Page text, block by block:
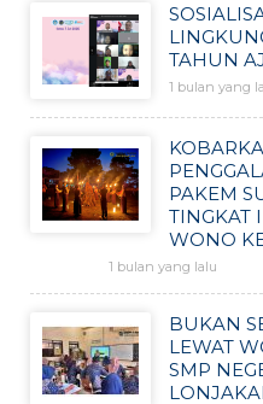
TAHUN
1 bulan yang
PAKEM
TINGKAT
WONO
1 bulan yang lalu
BUKAN
LEWAT
SMP